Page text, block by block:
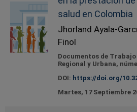
salud en Colombia
Jhorland Ayala-
Finol
Documentos de
Regional y Urbana,
DOI: https://doi.org/
Martes, 17 Septiembre